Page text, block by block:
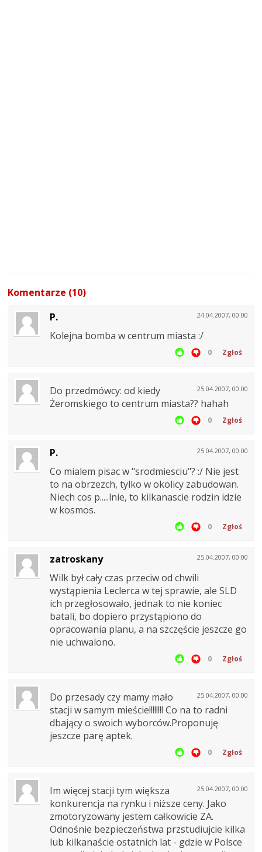
Komentarze (10)
24.04.2007, 00:00
P.
Kolejna bomba w centrum miasta :/
0 Zgłoś
25.04.2007, 00:00
Do przedmówcy: od kiedy
Żeromskiego to centrum miasta?? hahah
0 Zgłoś
25.04.2007, 00:00
P.
Co mialem pisac w "srodmiesciu"? :/ Nie jest
to na obrzezch, tylko w okolicy zabudowan.
Niech cos p.....lnie, to kilkanascie rodzin idzie
w kosmos.
0 Zgłoś
25.04.2007, 00:00
zatroskany
Wilk był cały czas przeciw od chwili
wystąpienia Leclerca w tej sprawie, ale SLD
ich przegłosowało, jednak to nie koniec
batali, bo dopiero przystąpiono do
opracowania planu, a na szczęście jeszcze go
nie uchwalono.
0 Zgłoś
25.04.2007, 00:00
Do przesady czy mamy mało
stacji w samym mieście!!!!!!!! Co na to radni
dbający o swoich wyborców.Proponuję
jeszcze parę aptek.
0 Zgłoś
25.04.2007, 00:00
Im więcej stacji tym większa
konkurencja na rynku i niższe ceny. Jako
zmotoryzowany jestem całkowicie ZA.
Odnośnie bezpieczeństwa przstudiujcie kilka
lub kilkanaście ostatnich lat - gdzie w Polsce